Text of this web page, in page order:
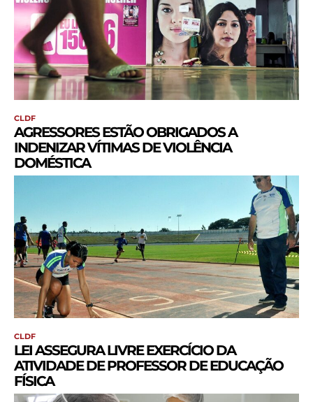
CLDF
AGRESSORES ESTÃO OBRIGADOS A
INDENIZAR VÍTIMAS DE VIOLÊNCIA
DOMÉSTICA
CLDF
LEI ASSEGURA LIVRE EXERCÍCIO DA
ATIVIDADE DE PROFESSOR DE EDUCAÇÃO
FÍSICA